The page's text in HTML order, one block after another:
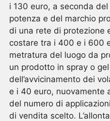
i 130 euro, a seconda
potenza e del marchio
di una rete di protezione
costare tra i 400 e i 600
metratura del luogo da
un prodotto in spray o
dell’avvicinamento dei
e i 40 euro, nuovamente
del numero di
di vendita scelto.